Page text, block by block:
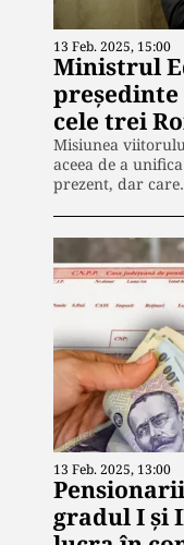
13 Feb. 2025, 15:00
Ministrul
președinte
cele trei
Misiunea
aceea de a
prezent, dar
13 Feb. 2025, 13:00
gradul I și